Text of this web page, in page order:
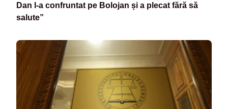
Dan l-a confruntat pe Bolojan și a plecat fără să
salute”